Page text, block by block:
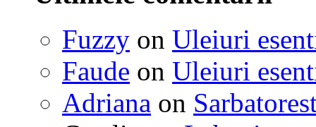
Fuzzy on Uleiuri
Faude on Uleiuri
Adriana on